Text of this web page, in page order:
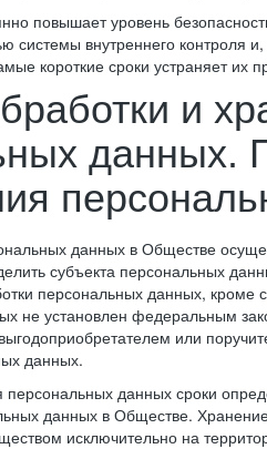
повышает уровень
системы внутреннего контроля
короткие сроки устраняет их
и
данных.
данных в Обществе
субъекта персональных
персональных данных, кроме
не установлен федеральным
или
данных.
данных сроки
данных в Обществе.
исключительно на